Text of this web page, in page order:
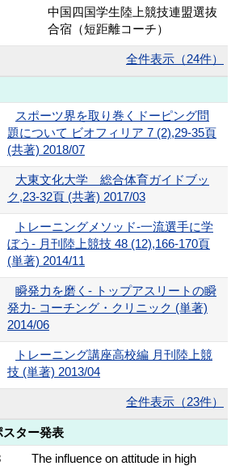
中国四国学生陸上競技連盟選抜
合宿（短距離コーチ）
全件表示（24件）
スポーツ界を取り巻くドーピング問
題について ビオフィリア 7 (2),29-35頁
(共著) 2018/07
大東文化大学 総合体育ガイドブッ
ク,23-32頁 (共著) 2017/03
トレーニングメソッド-一流選手に学
ぼう- 月刊陸上競技 48 (12),166-170頁
(単著) 2014/11
瞬発力を磨く- トップアスリートの瞬
発力- コーチング・クリニック (単著)
2014/06
トレーニング講座高校編 月刊陸上競
技 (単著) 2013/04
全件表示（23件）
ター発表
The influence on attitude in high